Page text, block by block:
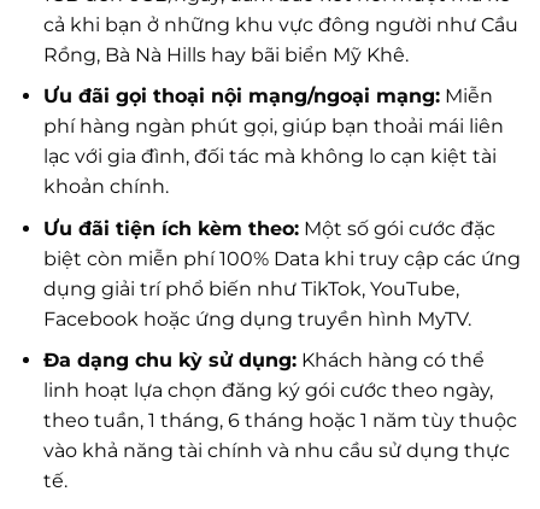
cả khi bạn ở những khu vực đông người như Cầu
Rồng, Bà Nà Hills hay bãi biển Mỹ Khê.
Ưu đãi gọi thoại nội mạng/ngoại mạng:Miễn
phí hàng ngàn phút gọi, giúp bạn thoải mái liên
lạc với gia đình, đối tác mà không lo cạn kiệt tài
khoản chính.
Ưu đãi tiện ích kèm theo:Một số gói cước đặc
biệt còn miễn phí 100% Data khi truy cập các ứng
dụng giải trí phổ biến như TikTok, YouTube,
Facebook hoặc ứng dụng truyền hình MyTV.
Đa dạng chu kỳ sử dụng:Khách hàng có thể
linh hoạt lựa chọn đăng ký gói cước theo ngày,
theo tuần, 1 tháng, 6 tháng hoặc 1 năm tùy thuộc
vào khả năng tài chính và nhu cầu sử dụng thực
tế.